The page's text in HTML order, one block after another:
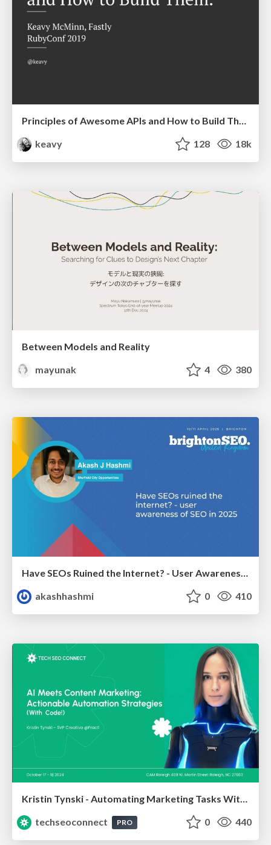
Principles of Awesome APIs and How to Build Them.
keavy
128 18k
Between Models and Reality
mayunak
4 380
akashhashmi
0 410
Kristin Tynski - Automating Marketing Tasks With AI
techseoconnect
PRO 0 440